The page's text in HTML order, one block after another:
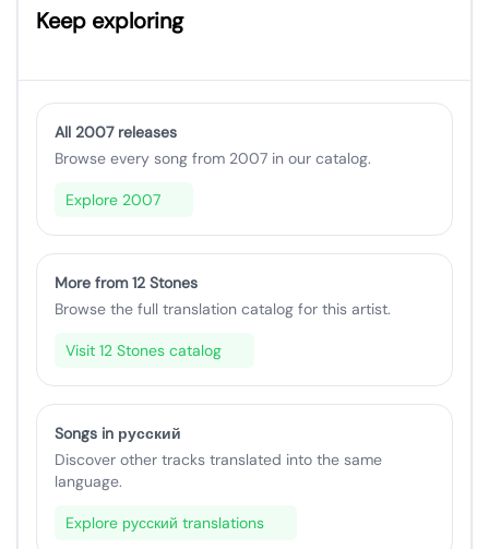
Keep exploring
All 2007 releases
Browse every song from 2007 in our catalog.
Explore 2007
More from 12 Stones
Browse the full translation catalog for this artist.
Visit 12 Stones catalog
Songs in русский
Discover other tracks translated into the same
language.
Explore русский translations